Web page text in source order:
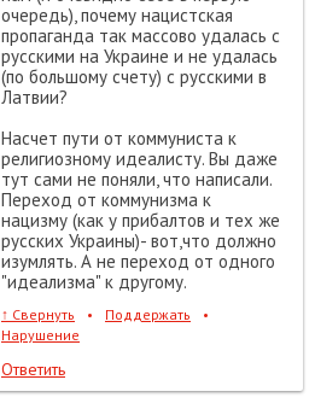
очередь), почему нацистская
пропаганда так массово удалась с
русскими на Украине и не удалась
(по большому счету) с русскими в
Латвии?
Насчет пути от коммуниста к
религиозному идеалисту. Вы даже
тут сами не поняли, что написали.
Переход от коммунизма к
нацизму (как у прибалтов и тех же
русских Украины)- вот,что должно
изумлять. А не переход от одного
"идеализма" к другому.
↑ Свернуть • Поддержать
•
Нарушение
Ответить